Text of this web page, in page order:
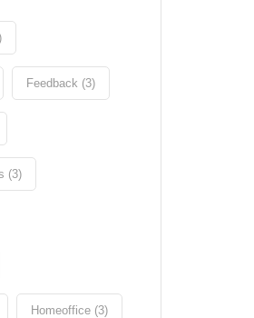
Feedback (3)
(3)
Homeoffice (3)